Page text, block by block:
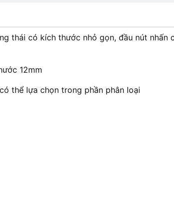
thái có kích thước nhỏ gọn, đầu nút nhấn
12mm
thể lựa chọn trong phần phân loại